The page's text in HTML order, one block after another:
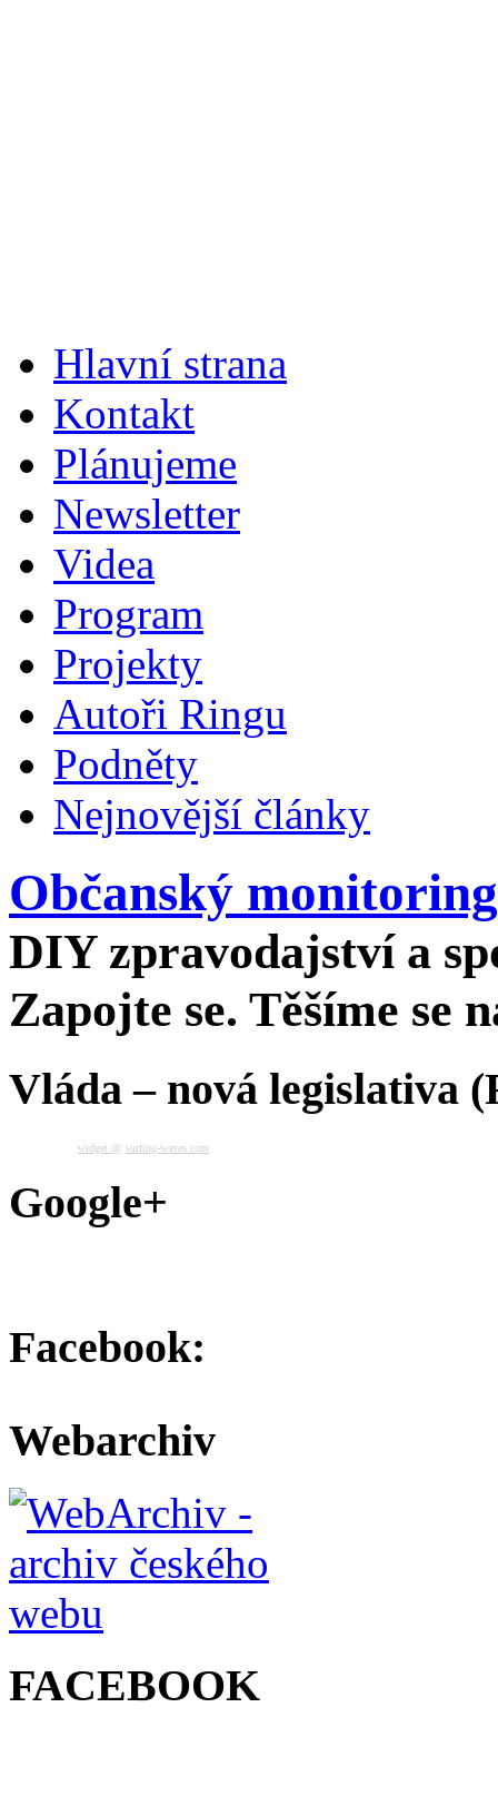
Hlavní strana
Kontakt
Plánujeme
Newsletter
Videa
Program
Projekty
Autoři Ringu
Podněty
Nejnovější články
Občanský monitoring
DIY zpravodajství a
Zapojte se. Těšíme se
Vláda – nová legislativa
widget @ surfing-waves.com
Google+
Facebook:
Webarchiv
FACEBOOK